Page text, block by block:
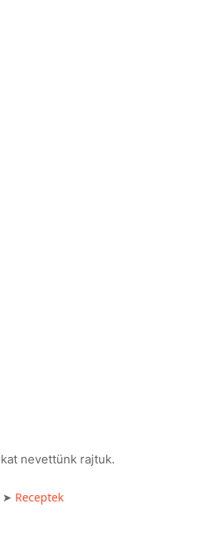
nevettünk rajtuk.
➤ Receptek